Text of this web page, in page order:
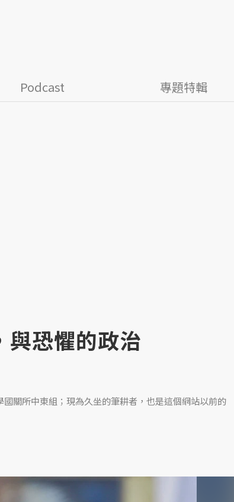
Podcast 專題特輯
與恐懼的政治
關所中東組；現為久坐的筆耕者，也是這個網站以前的